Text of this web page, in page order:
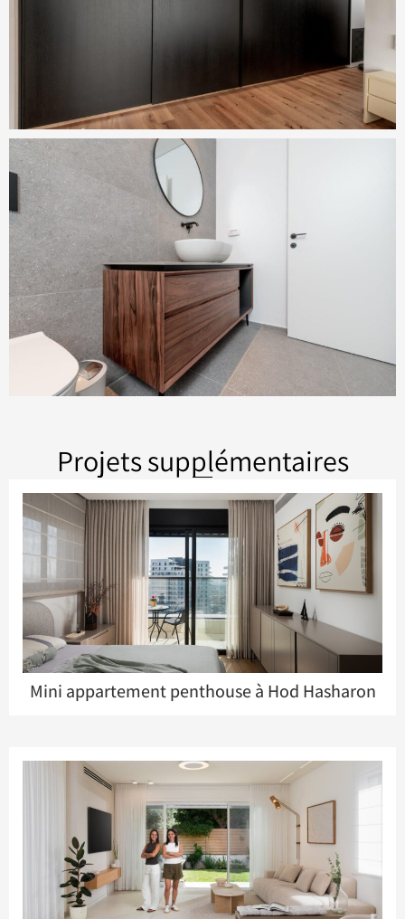
Projets supplémentaires
Mini appartement penthouse à Hod Hasharon